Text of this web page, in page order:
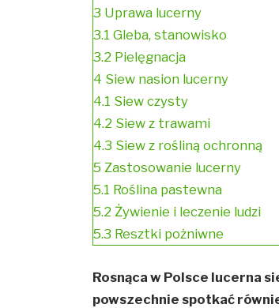
3 Uprawa lucerny
3.1 Gleba, stanowisko
3.2 Pielęgnacja
4 Siew nasion lucerny
4.1 Siew czysty
4.2 Siew z trawami
4.3 Siew z rośliną ochronną
5 Zastosowanie lucerny
5.1 Roślina pastewna
5.2 Żywienie i leczenie ludzi
5.3 Resztki pożniwne
Rosnąca w Polsce lucerna
powszechnie spotkać